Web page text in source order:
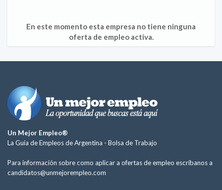
En este momento esta empresa no tiene ninguna
oferta de empleo activa.
Un Mejor Empleo®
La Guía de Empleos de Argentina - Bolsa de Trabajo
Para información sobre como aplicar a ofertas de empleo escríbanos a
candidatos@unmejorempleo.com